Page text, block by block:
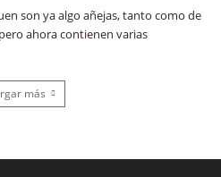
son ya algo añejas, tanto como de
ahora contienen varias
más